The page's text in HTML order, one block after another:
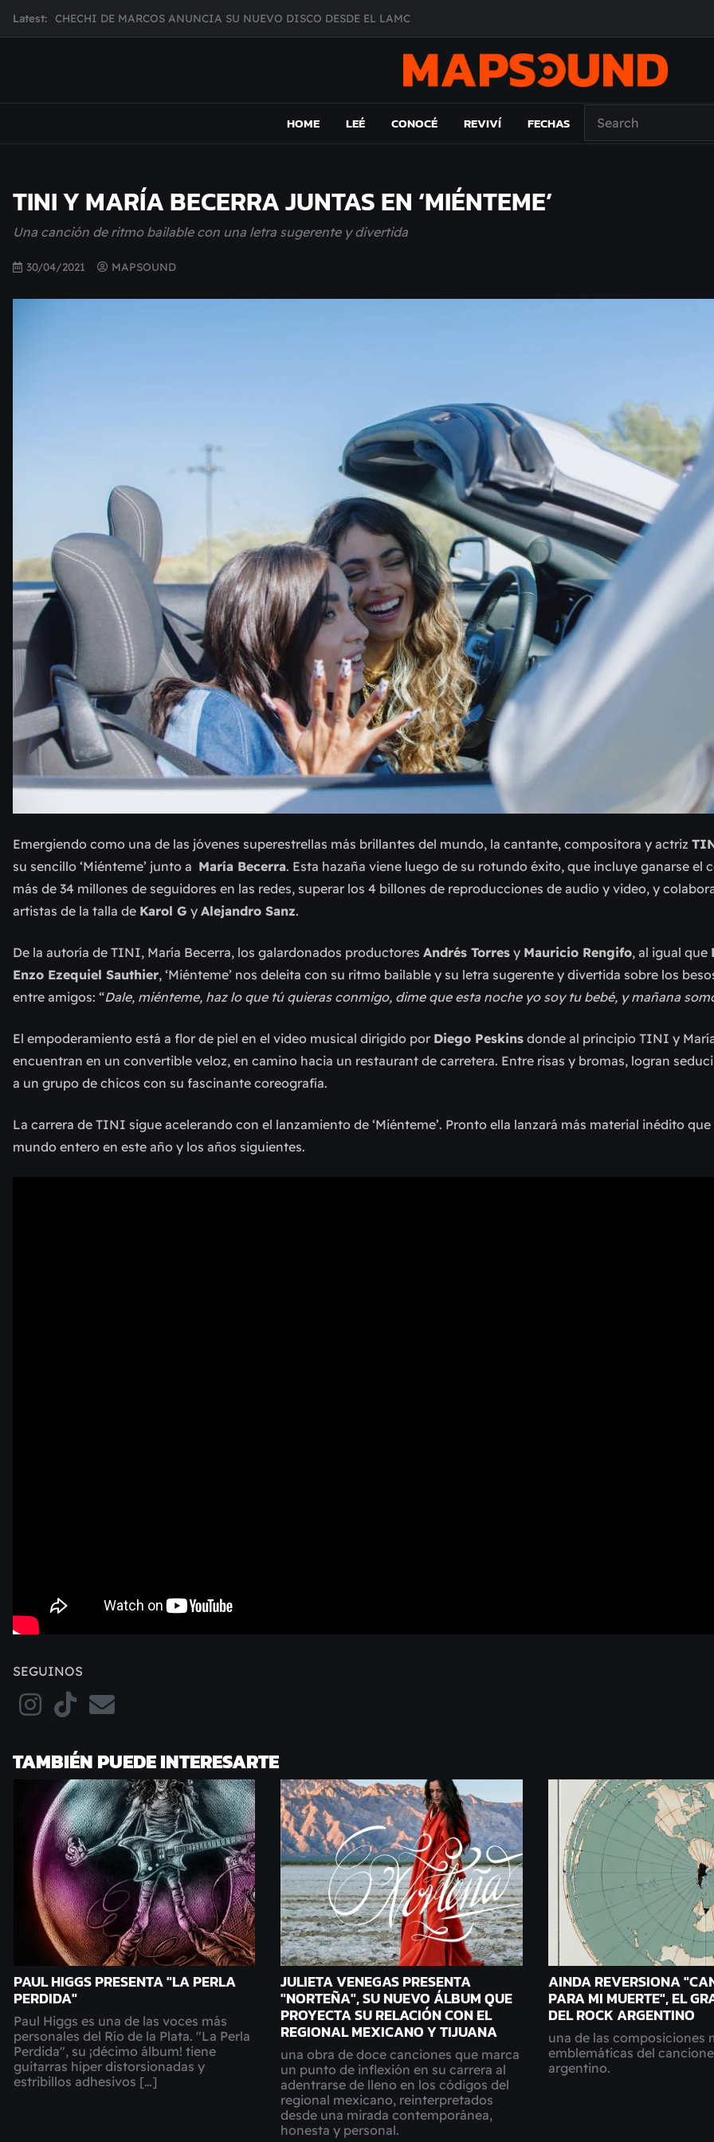
Latest: CHECHI DE MARCOS ANUNCIA SU NUEVO DISCO DESDE EL LAMC
MUJER CEBRA PRESENTA INHIBIDOR, UNA FOTOGRAFÍA DE ÉPOCA EN FORMA DE DISCO
HOME LEÉ CONOCÉ REVIVÍ FECHAS
TINI Y MARÍA BECERRA JUNTAS EN ‘MIÉNTEME’
Una canción de ritmo bailable con una letra sugerente y divertida
30/04/2021 MAPSOUND
Emergiendo como una de las jóvenes superestrellas más brillantes del mundo, la cantante, compositora y actriz
su sencillo ‘Miénteme’ junto a María Becerra. Esta hazaña viene luego de su rotundo éxito, que incluye ganarse el
más de 34 millones de seguidores en las redes, superar los 4 billones de reproducciones de audio y video, y
artistas de la talla de Karol G y Alejandro Sanz.
De la autoría de TINI, María Becerra, los galardonados productores Andrés Torres y Mauricio Rengifo, al igual que
Enzo Ezequiel Sauthier, ‘Miénteme’ nos deleita con su ritmo bailable y su letra sugerente y divertida sobre los
entre amigos: “Dale, miénteme, haz lo que tú quieras conmigo, dime que esta noche yo soy tu bebé, y mañana
El empoderamiento está a flor de piel en el video musical dirigido por Diego Peskins donde al principio TINI y
encuentran en un convertible veloz, en camino hacia un restaurant de carretera. Entre risas y bromas, logran
a un grupo de chicos con su fascinante coreografía.
La carrera de TINI sigue acelerando con el lanzamiento de ‘Miénteme’. Pronto ella lanzará más material inédito
mundo entero en este año y los años siguientes.
SEGUINOS
TAMBIÉN PUEDE INTERESARTE
PAUL HIGGS PRESENTA "LA PERLA
PERDIDA"
Paul Higgs es una de las voces más
personales del Río de la Plata. "La Perla
Perdida", su ¡décimo álbum! tiene
guitarras híper distorsionadas y
estribillos adhesivos […]
JULIETA VENEGAS PRESENTA
"NORTEÑA", SU NUEVO ÁLBUM QUE
PROYECTA SU RELACIÓN CON EL
REGIONAL MEXICANO Y TIJUANA
una obra de doce canciones que marca
un punto de inflexión en su carrera al
adentrarse de lleno en los códigos del
regional mexicano, reinterpretados
desde una mirada contemporánea,
honesta y personal.
AINDA REVERSIONA
PARA MI MUERTE", EL
DEL ROCK ARGENTINO
una de las composiciones
emblemáticas del
argentino.